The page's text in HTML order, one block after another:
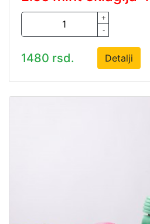
+
-
1480 rsd. Detalji